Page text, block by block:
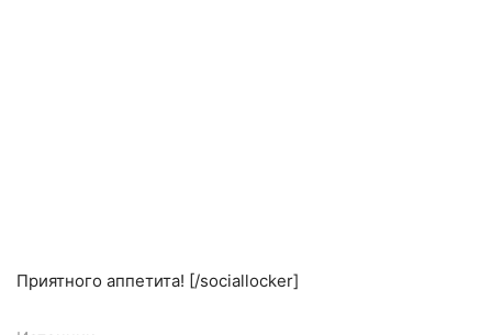
Приятного аппетита! [/sociallocker]